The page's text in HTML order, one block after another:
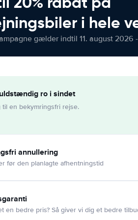
i hele
gælder indtil 11. august 2026
ro i sindet
til en bekymringsfri rejse.
annullering
før den planlagte afhentningstid
en bedre pris? Så giver vi dig et bedre